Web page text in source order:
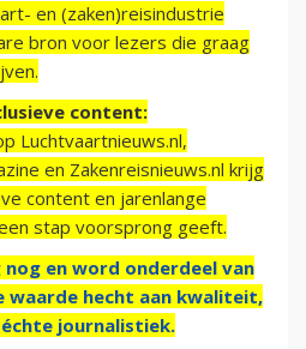
en (zaken)reisindustrie
bron voor lezers die graag
content:
Luchtvaartnieuws.nl,
en Zakenreisnieuws.nl krijg
content en jarenlange
stap voorsprong geeft.
nog en word onderdeel van
waarde hecht aan kwaliteit,
journalistiek.